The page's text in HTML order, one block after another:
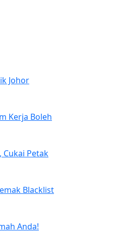
Johor
Kerja Boleh
Cukai Petak
Blacklist
Anda!